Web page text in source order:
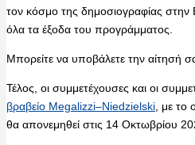
τον κόσμο της δημοσιογραφίας στην
όλα τα έξοδα του προγράμματος.
Μπορείτε να υποβάλετε την αίτησή
Τέλος, οι συμμετέχουσες και οι
βραβείο Megalizzi–Niedzielski , με το
θα απονεμηθεί στις 14 Οκτωβρίου